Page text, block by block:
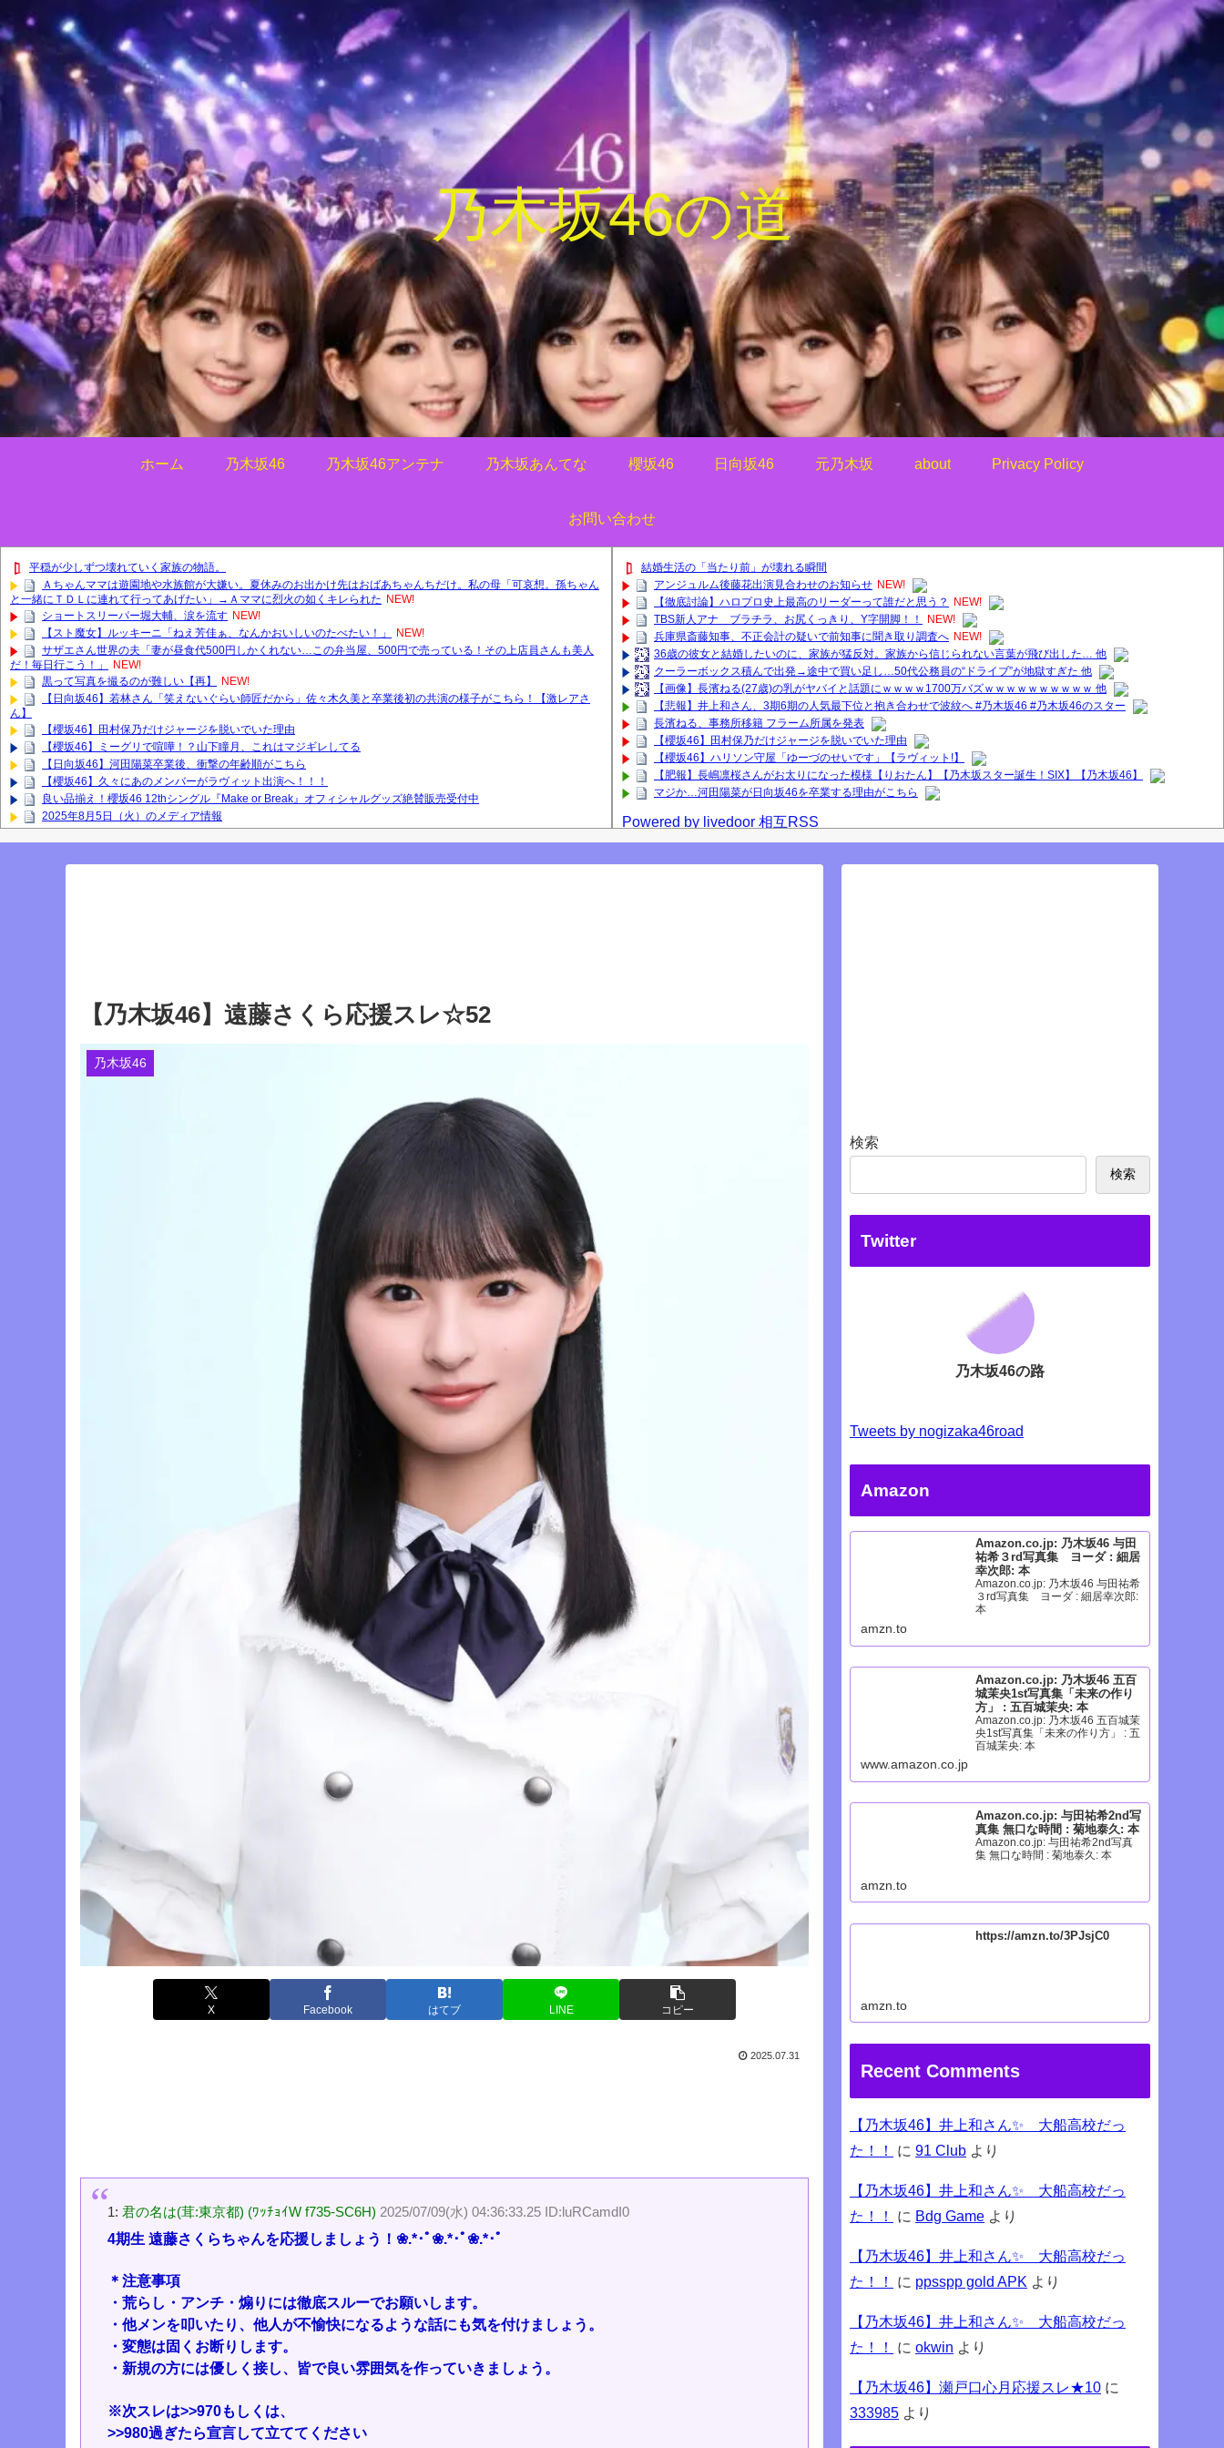
乃木坂46の道
ホーム 乃木坂46 乃木坂46アンテナ 乃木坂あんてな 櫻坂46 日向坂46 元乃木坂 about Privacy Policy
お問い合わせ
平穏が少しずつ壊れていく家族の物語。
Ａちゃんママは遊園地や水族館が大嫌い。夏休みのお出かけ先はおばあちゃんちだけ。私の母「可哀想。孫ちゃん
と一緒にＴＤＬに連れて行ってあげたい」→Ａママに烈火の如くキレられた NEW!
ショートスリーパー堀大輔、涙を流す NEW!
【スト魔女】ルッキーニ「ねえ芳佳ぁ、なんかおいしいのたべたい！」
NEW!
サザエさん世界の夫「妻が昼食代500円しかくれない…この弁当屋、500円で売っている！その上店員さんも美人
だ！毎日行こう！」
NEW!
黒って写真を撮るのが難しい【再】
NEW!
【日向坂46】若林さん「笑えないぐらい師匠だから」佐々木久美と卒業後初の共演の様子がこちら！【激レアさ
ん】
【櫻坂46】田村保乃だけジャージを脱いでいた理由
【櫻坂46】ミーグリで喧嘩！？山下瞳月、これはマジギレしてる
【日向坂46】河田陽菜卒業後、衝撃の年齢順がこちら
【櫻坂46】久々にあのメンバーがラヴィット出演へ！！！
良い品揃え！櫻坂46 12thシングル『Make or Break』オフィシャルグッズ絶賛販売受付中
2025年8月5日（火）のメディア情報
との2ショット！【乃木坂46】
結婚生活の「当たり前」が壊れる瞬間
アンジュルム後藤花出演見合わせのお知らせ NEW!
【徹底討論】ハロプロ史上最高のリーダーって誰だと思う？
NEW!
TBS新人アナ ブラチラ、お尻くっきり、Y字開脚！！
NEW!
兵庫県斎藤知事、不正会計の疑いで前知事に聞き取り調査へ NEW!
36歳の彼女と結婚したいのに、家族が猛反対。家族から信じられない言葉が飛び出した… 他
クーラーボックス積んで出発→途中で買い足し…50代公務員の“ドライブ”が地獄すぎた 他
【画像】長濱ねる(27歳)の乳がヤバイと話題にｗｗｗｗ1700万バズｗｗｗｗｗｗｗｗｗｗ 他
【悲報】井上和さん、3期6期の人気最下位と抱き合わせで波紋へ #乃木坂46 #乃木坂46のスター
長濱ねる、事務所移籍 フラーム所属を発表
【櫻坂46】田村保乃だけジャージを脱いでいた理由
【櫻坂46】ハリソン守屋「ゆーづのせいです」【ラヴィット!】
【肥報】長嶋凛桜さんがお太りになった模様【りおたん】【乃木坂スター誕生！SIX】【乃木坂46】
マジか…河田陽菜が日向坂46を卒業する理由がこちら
Powered by livedoor 相互RSS
【乃木坂46】遠藤さくら応援スレ☆52
乃木坂46
X Facebook はてブ LINE コピー
2025.07.31
1: 君の名は(茸:東京都) (ﾜｯﾁｮｲW f735-SC6H) 2025/07/09(水) 04:36:33.25 ID:luRCamdI0
4期生 遠藤さくらちゃんを応援しましょう！❀.*･ﾟ❀.*･ﾟ❀.*･ﾟ
＊注意事項
・荒らし・アンチ・煽りには徹底スルーでお願いします。
・他メンを叩いたり、他人が不愉快になるような話にも気を付けましょう。
・変態は固くお断りします。
・新規の方には優しく接し、皆で良い雰囲気を作っていきましょう。
※次スレは>>970もしくは、
>>980過ぎたら宣言して立ててください
検索
検索
Twitter
乃木坂46の路
Tweets by nogizaka46road
Amazon
Amazon.co.jp: 乃木坂46 与田
祐希３rd写真集 ヨーダ : 細居
幸次郎: 本
Amazon.co.jp: 乃木坂46 与田祐希
３rd写真集 ヨーダ : 細居幸次郎:
本
amzn.to
Amazon.co.jp: 乃木坂46 五百
城茉央1st写真集「未来の作り
方」 : 五百城茉央: 本
Amazon.co.jp: 乃木坂46 五百城茉
央1st写真集「未来の作り方」 : 五
百城茉央: 本
www.amazon.co.jp
Amazon.co.jp: 与田祐希2nd写
真集 無口な時間 : 菊地泰久: 本
Amazon.co.jp: 与田祐希2nd写真
集 無口な時間 : 菊地泰久: 本
amzn.to
https://amzn.to/3PJsjC0
amzn.to
Recent Comments
【乃木坂46】井上和さん✨ 大船高校だっ
た！！
に 91 Club より
【乃木坂46】井上和さん✨ 大船高校だっ
た！！
に Bdg Game より
【乃木坂46】井上和さん✨ 大船高校だっ
た！！
に ppsspp gold APK より
【乃木坂46】井上和さん✨ 大船高校だっ
た！！
に okwin より
【乃木坂46】瀬戸口心月応援スレ★10 に
333985 より